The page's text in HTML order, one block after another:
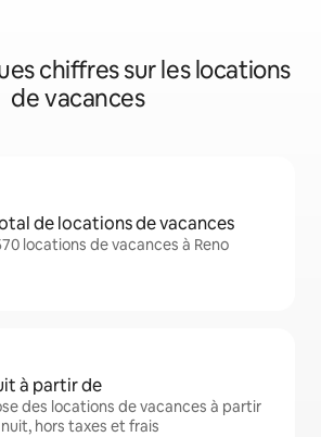
chiffres sur les locations
de vacances
de locations de vacances
locations de vacances à Reno
à partir de
des locations de vacances à partir
hors taxes et frais